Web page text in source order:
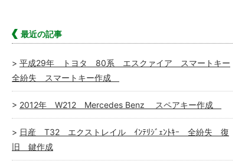
最近の記事
平成29年 トヨタ 80系 エスクァイア スマートキー
全紛失 スマートキー作成
2012年 W212 Mercedes Benz スペアキー作成
日産 T32 エクストレイル ｲﾝﾃﾘｼﾞｪﾝﾄｷｰ 全紛失 復
旧 鍵作成